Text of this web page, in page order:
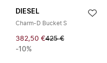
DIESEL
Charm-D Bucket S
382,50 €425 €
-10%